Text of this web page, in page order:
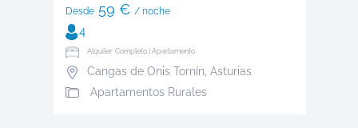
Desde59 € / noche
4
Alquiler: Completo | Apartamento
Cangas de Onis Tornín, Asturias
Apartamentos Rurales